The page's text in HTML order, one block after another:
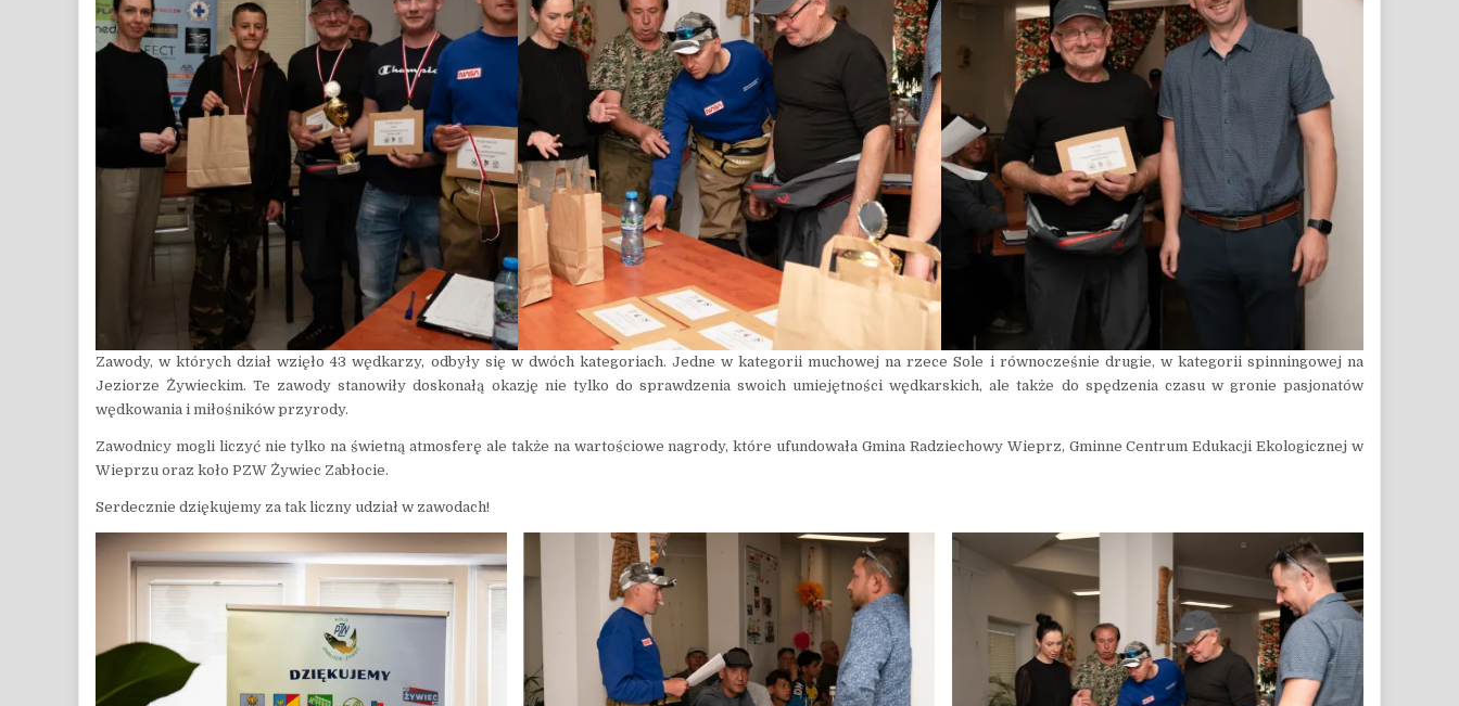
Zawody, w których dział wzięło 43 wędkarzy, odbyły się w dwóch kategoriach. Jedne w kategorii muchowej na rzece Sole i równocześnie drugie, w kategorii spinningowej na
Jeziorze Żywieckim. Te zawody stanowiły doskonałą okazję nie tylko do sprawdzenia swoich umiejętności wędkarskich, ale także do spędzenia czasu w gronie pasjonatów
wędkowania i miłośników przyrody.
Zawodnicy mogli liczyć nie tylko na świetną atmosferę ale także na wartościowe nagrody, które ufundowała Gmina Radziechowy Wieprz, Gminne Centrum Edukacji Ekologicznej w
Wieprzu oraz koło PZW Żywiec Zabłocie.
Serdecznie dziękujemy za tak liczny udział w zawodach!